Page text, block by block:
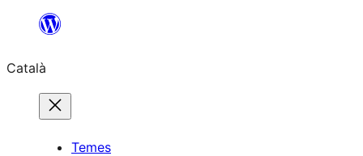
contingut
Català
Temes